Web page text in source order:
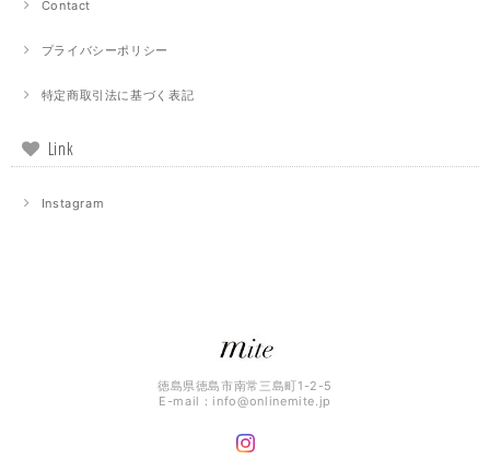
Contact
プライバシーポリシー
特定商取引法に基づく表記
Link
Instagram
徳島県徳島市南常三島町1-2-5
E-mail： info@onlinemite.jp